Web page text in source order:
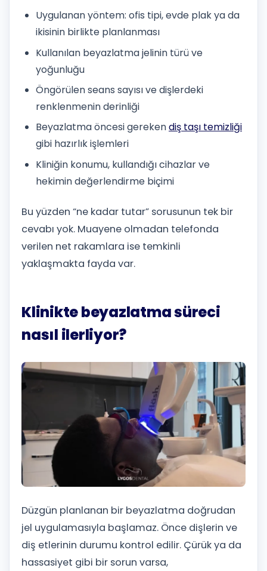
Uygulanan yöntem: ofis tipi, evde plak ya da
ikisinin birlikte planlanması
Kullanılan beyazlatma jelinin türü ve
yoğunluğu
Öngörülen seans sayısı ve dişlerdeki
renklenmenin derinliği
Beyazlatma öncesi gerekendiş taşı temizliği
gibi hazırlık işlemleri
Kliniğin konumu, kullandığı cihazlar ve
hekimin değerlendirme biçimi
Bu yüzden “ne kadar tutar” sorusunun tek bir
cevabı yok. Muayene olmadan telefonda
verilen net rakamlara ise temkinli
yaklaşmakta fayda var.
Klinikte beyazlatma süreci
nasıl ilerliyor?
Düzgün planlanan bir beyazlatma doğrudan
jel uygulamasıyla başlamaz. Önce dişlerin ve
diş etlerinin durumu kontrol edilir. Çürük ya da
hassasiyet gibi bir sorun varsa,